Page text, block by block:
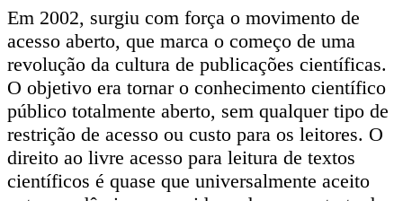
Em 2002, surgiu com força o movimento de
acesso aberto, que marca o começo de uma
revolução da cultura de publicações científicas.
O objetivo era tornar o conhecimento científico
público totalmente aberto, sem qualquer tipo de
restrição de acesso ou custo para os leitores. O
direito ao livre acesso para leitura de textos
científicos é quase que universalmente aceito